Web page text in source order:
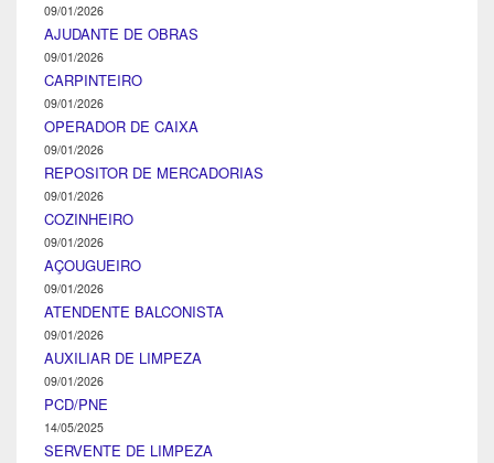
09/01/2026
AJUDANTE DE OBRAS
09/01/2026
CARPINTEIRO
09/01/2026
OPERADOR DE CAIXA
09/01/2026
REPOSITOR DE MERCADORIAS
09/01/2026
COZINHEIRO
09/01/2026
AÇOUGUEIRO
09/01/2026
ATENDENTE BALCONISTA
09/01/2026
AUXILIAR DE LIMPEZA
09/01/2026
PCD/PNE
14/05/2025
SERVENTE DE LIMPEZA